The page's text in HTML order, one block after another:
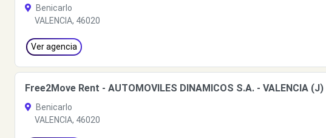
Benicarlo
VALENCIA, 46020
Ver agencia
Free2Move Rent - AUTOMOVILES DINAMICOS S.A. - VALENCIA (J)
Benicarlo
VALENCIA, 46020